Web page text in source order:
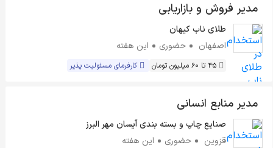
مدیر فروش و بازاریابی
طلای ناب کیهان
اصفهان
حضوری این هفته
45 تا 60 میلیون تومان کارفرمای مسئولیت پذیر
مدیر منابع انسانی
صنایع چاپ و بسته بندی آیسان مهر البرز
قزوین
حضوری این هفته